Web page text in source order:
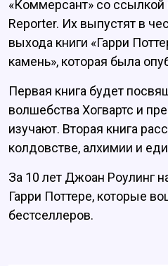
«Коммерсант» со ссылкой
Reporter. Их выпустят в
выхода книги «Гарри
камень», которая была
Первая книга будет
волшебства Хогвартс и
изучают. Вторая книга
колдовстве, алхимии и
За 10 лет Джоан Роулинг
Гарри Поттере, которые
бестселлеров.